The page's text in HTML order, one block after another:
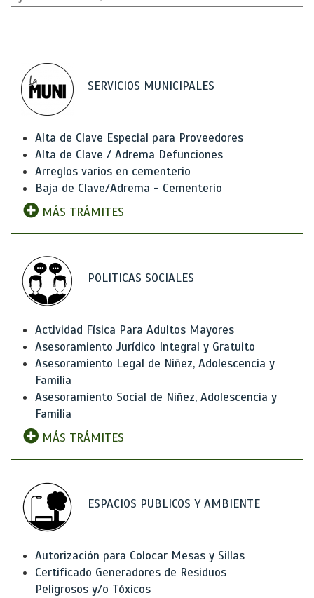
SERVICIOS MUNICIPALES
Alta de Clave Especial para Proveedores
Alta de Clave / Adrema Defunciones
Arreglos varios en cementerio
Baja de Clave/Adrema - Cementerio
MÁS TRÁMITES
POLITICAS SOCIALES
Actividad Física Para Adultos Mayores
Asesoramiento Jurídico Integral y Gratuito
Asesoramiento Legal de Niñez, Adolescencia y
Familia
Asesoramiento Social de Niñez, Adolescencia y
Familia
MÁS TRÁMITES
ESPACIOS PUBLICOS Y AMBIENTE
Autorización para Colocar Mesas y Sillas
Certificado Generadores de Residuos
Peligrosos y/o Tóxicos